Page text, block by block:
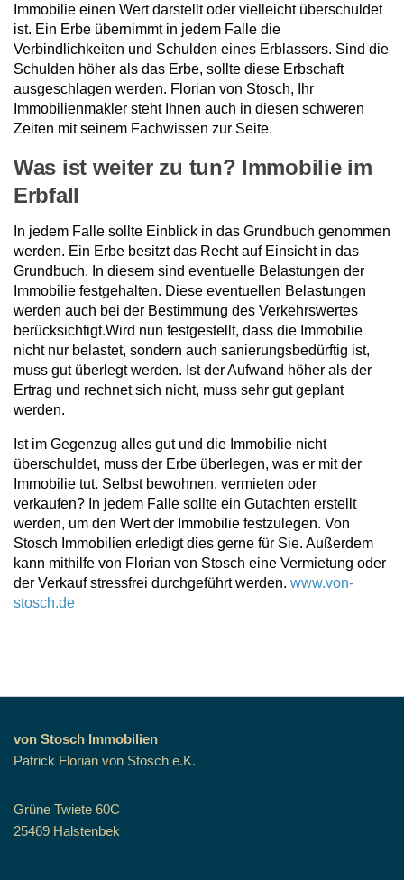
Immobilie einen Wert darstellt oder vielleicht überschuldet
ist. Ein Erbe übernimmt in jedem Falle die
Verbindlichkeiten und Schulden eines Erblassers. Sind die
Schulden höher als das Erbe, sollte diese Erbschaft
ausgeschlagen werden. Florian von Stosch, Ihr
Immobilienmakler steht Ihnen auch in diesen schweren
Zeiten mit seinem Fachwissen zur Seite.
Was ist weiter zu tun? Immobilie im
Erbfall
In jedem Falle sollte Einblick in das Grundbuch genommen
werden. Ein Erbe besitzt das Recht auf Einsicht in das
Grundbuch. In diesem sind eventuelle Belastungen der
Immobilie festgehalten. Diese eventuellen Belastungen
werden auch bei der Bestimmung des Verkehrswertes
berücksichtigt.Wird nun festgestellt, dass die Immobilie
nicht nur belastet, sondern auch sanierungsbedürftig ist,
muss gut überlegt werden. Ist der Aufwand höher als der
Ertrag und rechnet sich nicht, muss sehr gut geplant
werden.
Ist im Gegenzug alles gut und die Immobilie nicht
überschuldet, muss der Erbe überlegen, was er mit der
Immobilie tut. Selbst bewohnen, vermieten oder
verkaufen? In jedem Falle sollte ein Gutachten erstellt
werden, um den Wert der Immobilie festzulegen. Von
Stosch Immobilien erledigt dies gerne für Sie. Außerdem
kann mithilfe von Florian von Stosch eine Vermietung oder
der Verkauf stressfrei durchgeführt werden. www.von-
stosch.de
von Stosch Immobilien
Patrick Florian von Stosch e.K.
Grüne Twiete 60C
25469 Halstenbek